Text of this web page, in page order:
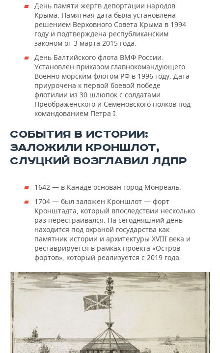
День памяти жертв депортации народов
Крыма. Памятная дата была установлена
решением Верховного Совета Крыма в 1994
году и подтверждена республиканским
законом от 3 марта 2015 года.
День Балтийского флота ВМФ России.
Установлен приказом главнокомандующего
Военно-морским флотом РФ в 1996 году. Дата
приурочена к первой боевой победе
флотилии из 30 шлюпок с солдатами
Преображенского и Семеновского полков под
командованием Петра I.
СОБЫТИЯ В ИСТОРИИ:
ЗАЛОЖИЛИ КРОНШЛОТ,
СЛУЦКИЙ ВОЗГЛАВИЛ ЛДПР
1642 — в Канаде основан город Монреаль.
1704 — был заложен Кроншлот — форт
Кронштадта, который впоследствии несколько
раз перестраивался. На сегодняшний день
находится под охраной государства как
памятник истории и архитектуры XVIII века и
реставрируется в рамках проекта «Остров
фортов», который реализуется с 2019 года.